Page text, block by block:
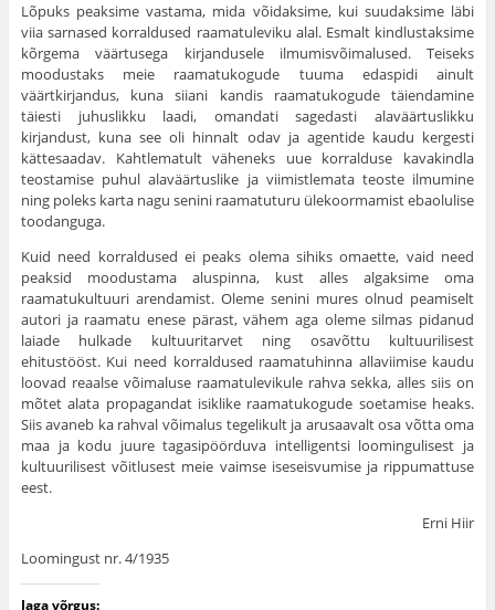
Lõpuks peaksime vastama, mida võidaksime, kui suudaksime läbi
viia sarnased korraldused raamatuleviku alal. Esmalt kindlustaksime
kõrgema väärtusega kirjandusele ilmumisvõimalused. Teiseks
moodustaks meie raamatukogude tuuma edaspidi ainult
väärtkirjandus, kuna siiani kandis raa­matukogude täiendamine
täiesti juhuslikku laadi, omandati sagedasti alaväär­tuslikku
kirjandust, kuna see oli hinnalt odav ja agentide kaudu kergesti
kätte­saadav. Kahtlematult väheneks uue korralduse kavakindla
teostamise puhul alaväärtuslike ja viimistlemata teoste ilmumine
ning poleks karta nagu senini raamatuturu ülekoormamist ebaolulise
toodanguga.
Kuid need korraldused ei peaks olema sihiks omaette, vaid need
peaksid moodustama aluspinna, kust alles algaksime oma
raamatukultuuri arendamist. Oleme senini mures olnud peamiselt
autori ja raamatu enese pärast, vähem aga oleme silmas pidanud
laiade hulkade kultuuritarvet ning osavõttu kultuu­rilisest
ehitustööst. Kui need korraldused raamatuhinna allaviimise kaudu
loovad reaalse võimaluse raamatulevikule rahva sekka, alles siis on
mõtet alata propagandat isiklike raamatukogude soetamise heaks.
Siis avaneb ka rahval võimalus tegelikult ja arusaavalt osa võtta oma
maa ja kodu juure tagasipöörduva intelligentsi loomingulisest ja
kultuurilisest võitlusest meie vaimse iseseisvumise ja rippumattuse
eest.
Erni Hiir
Loomingust nr. 4/1935
Jaga võrgus: